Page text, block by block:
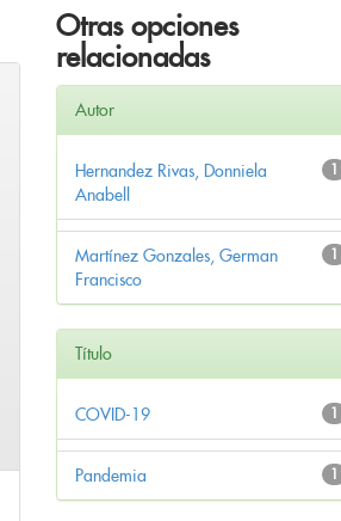
Otras opciones
relacionadas
Autor
1
Hernandez Rivas, Donniela
Anabell
1
Martínez Gonzales, German
Francisco
Título
1
COVID-19
1
Pandemia